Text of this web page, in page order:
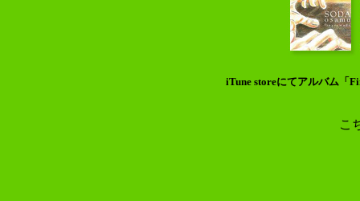
iTune storeにてアルバム「
こ